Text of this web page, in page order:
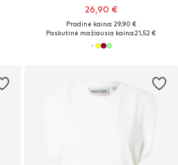
26,90 €
Pradinė kaina: 29,90 €
Paskutinė mažiausia kaina:21,52 €